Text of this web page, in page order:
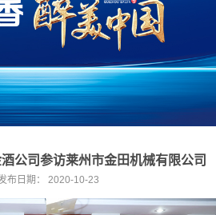
公司参访莱州市金田机械有限公司
布日期： 2020-10-23